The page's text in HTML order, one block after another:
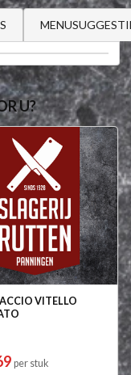
U?
VITELLO
per stuk